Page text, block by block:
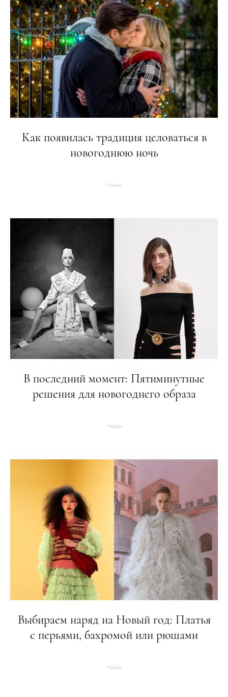
Как появилась традиция целоваться в
новогоднюю ночь
В последний момент: Пятиминутные
решения для новогоднего образа
Выбираем наряд на Новый год: Платья
с перьями, бахромой или рюшами